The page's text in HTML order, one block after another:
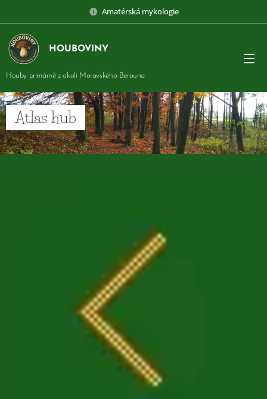
Amatérská mykologie
HOUBOVINY
Houby primárně z okolí Moravského Berouna
Atlas hub